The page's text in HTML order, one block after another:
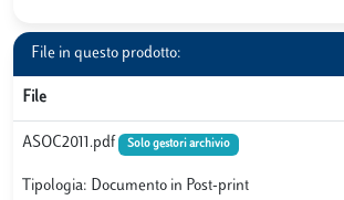
File in questo prodotto:
File
ASOC2011.pdf Solo gestori archivio
Tipologia: Documento in Post-print